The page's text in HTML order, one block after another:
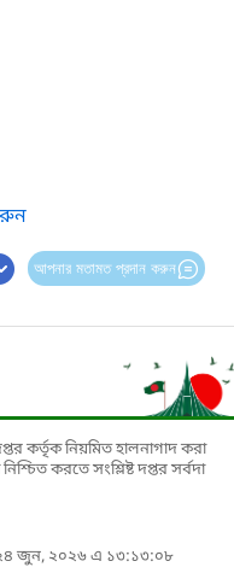
আপনার মতামত প্রদান করুন
কর্তৃক নিয়মিত হালনাগাদ করা
করতে সংশ্লিষ্ট দপ্তর সর্বদা
২৪ জুন, ২০২৬ এ ১৩:১৩:০৮